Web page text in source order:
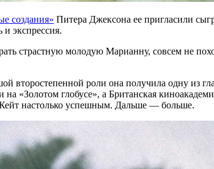
создания» Питера Джексона ее пригласили
экспрессия.
страстную молодую Марианну, совсем не
второстепенной роли она получила одну из
«Золотом глобусе», а Британская
Кейт настолько успешным. Дальше — больше.